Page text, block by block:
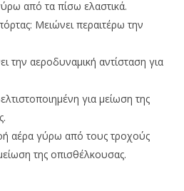
από τα πίσω ελαστικά.
Μειώνει περαιτέρω την
την αεροδυναμική αντίσταση για
για μείωση της
αέρα γύρω από τους τροχούς
της οπισθέλκουσας.